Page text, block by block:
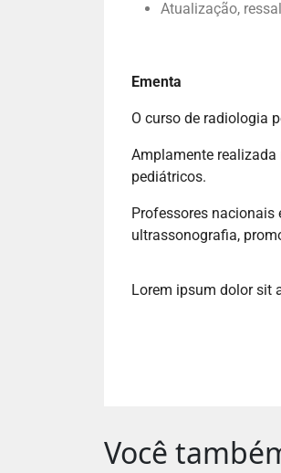
Atualização,
Ementa
O curso de radiologia
Amplamente
pediátricos.
Professores
ultrassonografia,
Lorem ipsum dolor sit
Você